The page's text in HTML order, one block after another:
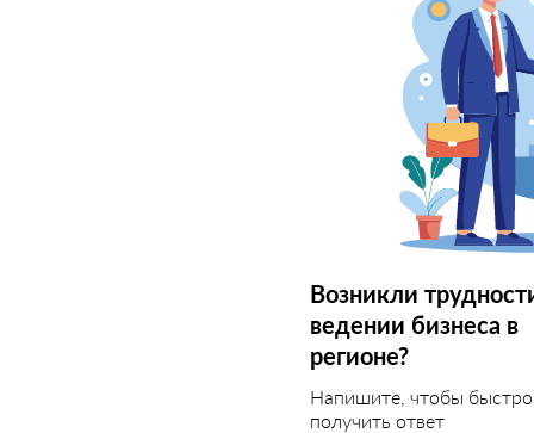
Возникли
ведении бизнеса в
регионе?
Напишите, чтобы быстро
получить ответ